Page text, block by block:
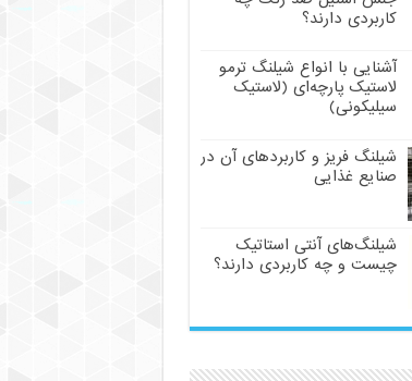
کاربردی دارند؟
آشنایی با انواع شیلنگ ترمو
لاستیک پارچه‌ای (لاستیک
سیلیکونی)
شیلنگ فریز و کاربردهای آن در
صنایع غذایی
شیلنگ‌های آنتی استاتیک
چیست و چه کاربردی دارند؟